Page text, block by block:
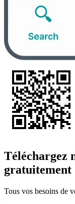
Téléchargez
gratuitement
Tous vos besoins de